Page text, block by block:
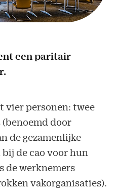
een paritair
vier personen: twee
(benoemd door
de gezamenlijke
de cao voor hun
de werknemers
vakorganisaties).